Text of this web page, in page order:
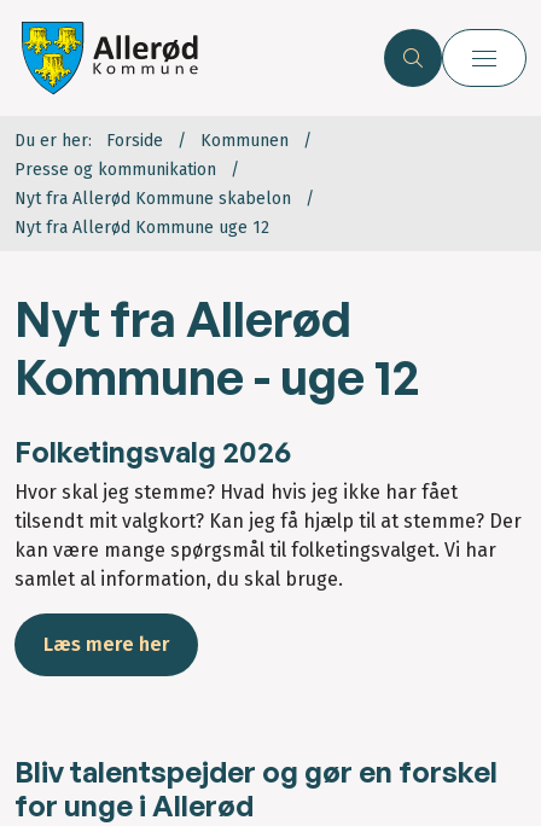
Du er her: Forside
Kommunen
Presse og kommunikation
Nyt fra Allerød Kommune skabelon
Nyt fra Allerød Kommune uge 12
Nyt fra Allerød
Kommune - uge 12
Folketingsvalg 2026
Hvor skal jeg stemme? Hvad hvis jeg ikke har fået
tilsendt mit valgkort? Kan jeg få hjælp til at stemme? Der
kan være mange spørgsmål til folketingsvalget. Vi har
samlet al information, du skal bruge.
Læs mere her
Bliv talentspejder og gør en forskel
for unge i Allerød